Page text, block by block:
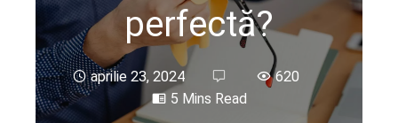
perfectă?
aprilie 23, 2024
620
5 Mins Read